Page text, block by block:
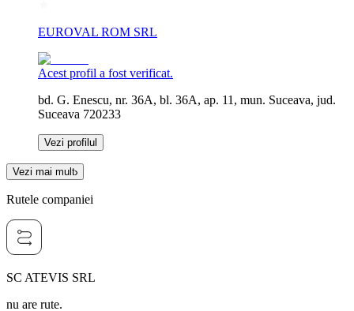
EUROVAL ROM SRL
Acest profil a fost verificat.
bd. G. Enescu, nr. 36A, bl. 36A, ap. 11, mun. Suceava, jud.
Suceava 720233
Vezi profilul
Vezi mai mult
Rutele companiei
SC ATEVIS SRL
nu are rute.